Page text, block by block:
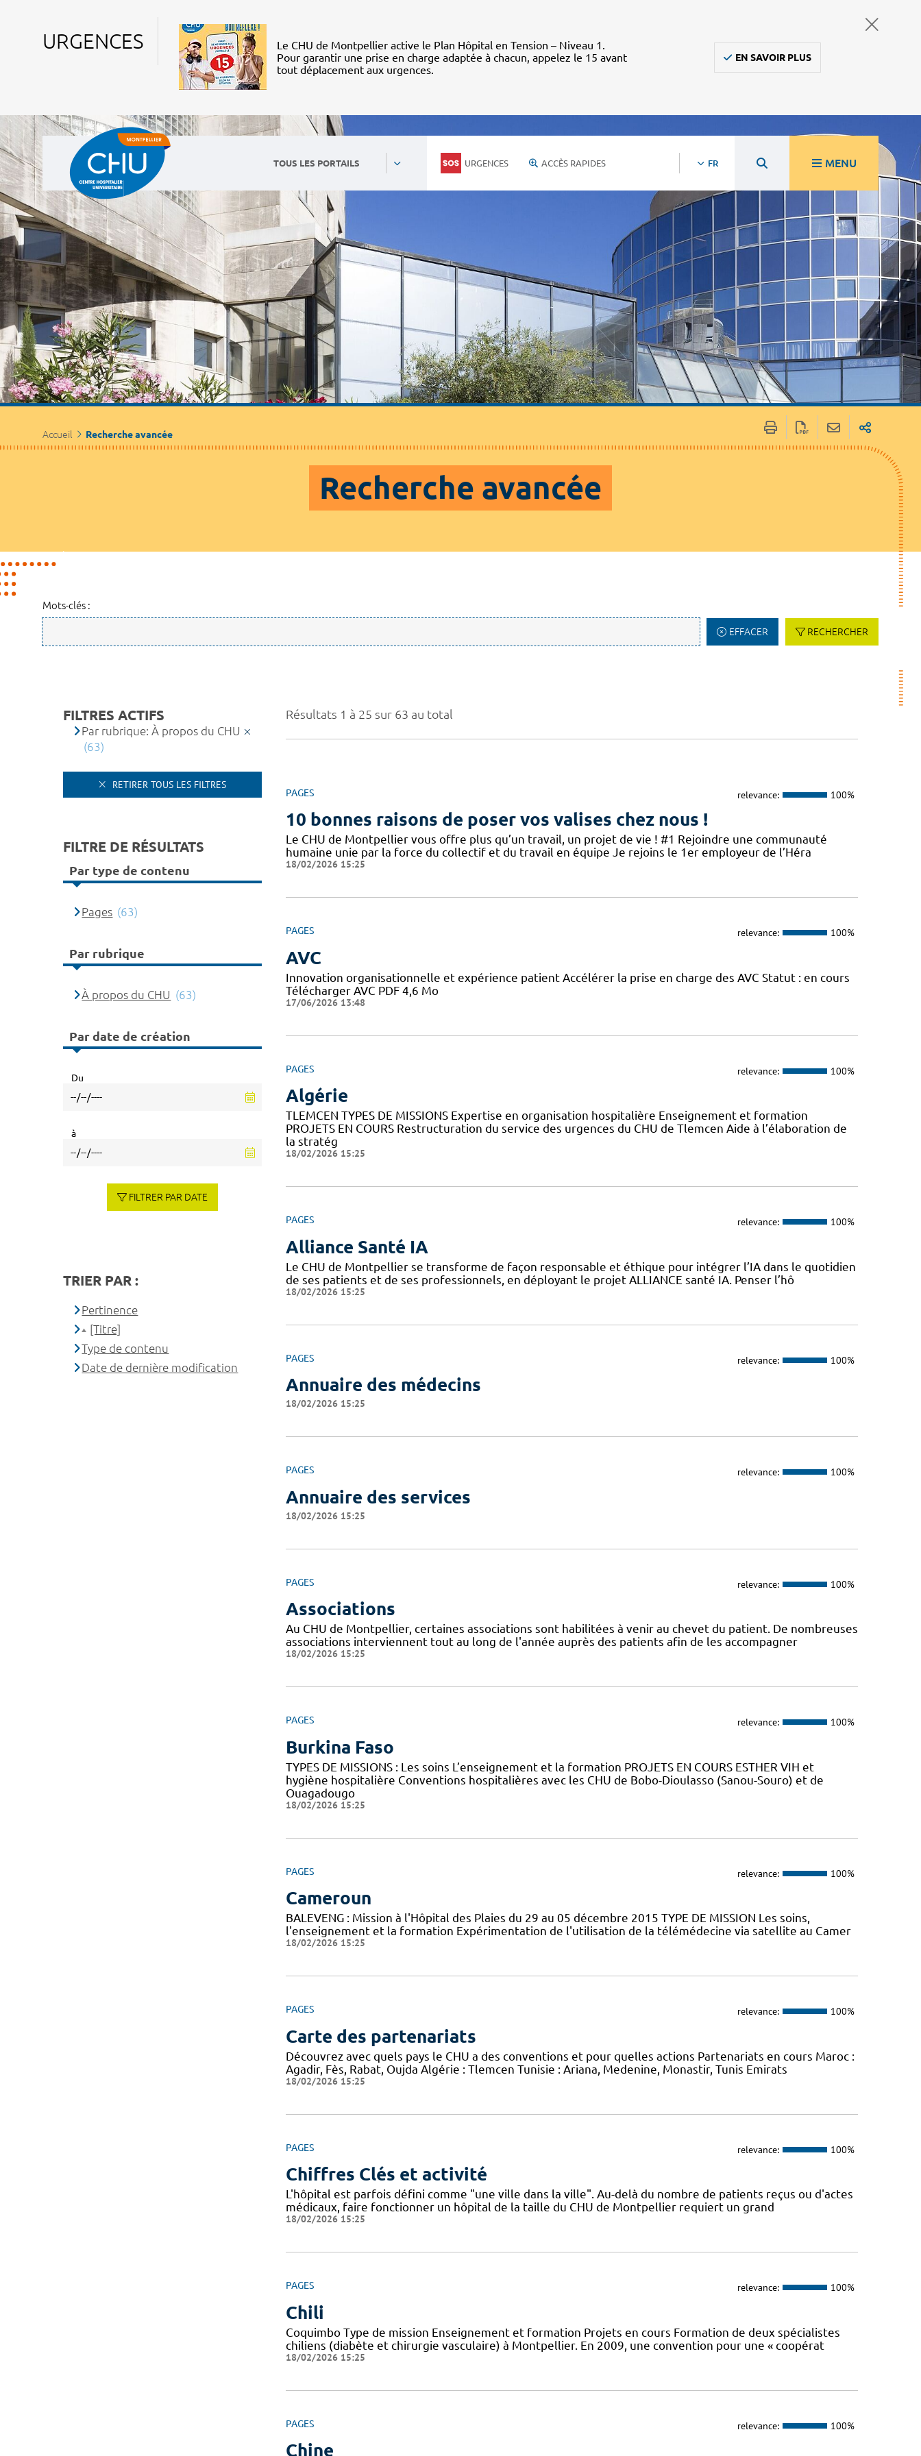
URGENCES
Le CHU de Montpellier active le Plan Hôpital en Tension – Niveau 1.
Pour garantir une prise en charge adaptée à chacun, appelez le 15 avant
tout déplacement aux urgences.
EN SAVOIR PLUS
TOUS LES PORTAILS URGENCES ACCÈS RAPIDES FR MENU
Accueil Recherche avancée
Recherche avancée
Mots-clés :
EFFACER RECHERCHER
Résultats 1 à 25 sur 63 au total
PAGES relevance: 100%
10 bonnes raisons de poser vos valises chez nous !
Le CHU de Montpellier vous offre plus qu’un travail, un projet de vie ! #1 Rejoindre une communauté
humaine unie par la force du collectif et du travail en équipe Je rejoins le 1er employeur de l’Héra
18/02/2026 15:25
PAGES relevance: 100%
AVC
Innovation organisationnelle et expérience patient Accélérer la prise en charge des AVC Statut : en cours
Télécharger AVC PDF 4,6 Mo
17/06/2026 13:48
PAGES relevance: 100%
Algérie
TLEMCEN TYPES DE MISSIONS Expertise en organisation hospitalière Enseignement et formation
PROJETS EN COURS Restructuration du service des urgences du CHU de Tlemcen Aide à l’élaboration de
la stratég
18/02/2026 15:25
PAGES relevance: 100%
Alliance Santé IA
Le CHU de Montpellier se transforme de façon responsable et éthique pour intégrer l’IA dans le quotidien
de ses patients et de ses professionnels, en déployant le projet ALLIANCE santé IA. Penser l’hô
18/02/2026 15:25
PAGES relevance: 100%
Annuaire des médecins
18/02/2026 15:25
PAGES relevance: 100%
Annuaire des services
18/02/2026 15:25
PAGES relevance: 100%
Associations
Au CHU de Montpellier, certaines associations sont habilitées à venir au chevet du patient. De nombreuses
associations interviennent tout au long de l'année auprès des patients afin de les accompagner
18/02/2026 15:25
PAGES relevance: 100%
Burkina Faso
TYPES DE MISSIONS : Les soins L’enseignement et la formation PROJETS EN COURS ESTHER VIH et
hygiène hospitalière Conventions hospitalières avec les CHU de Bobo-Dioulasso (Sanou-Souro) et de
Ouagadougo
18/02/2026 15:25
PAGES relevance: 100%
Cameroun
BALEVENG : Mission à l'Hôpital des Plaies du 29 au 05 décembre 2015 TYPE DE MISSION Les soins,
l'enseignement et la formation Expérimentation de l'utilisation de la télémédecine via satellite au Camer
18/02/2026 15:25
PAGES relevance: 100%
Carte des partenariats
Découvrez avec quels pays le CHU a des conventions et pour quelles actions Partenariats en cours Maroc :
Agadir, Fès, Rabat, Oujda Algérie : Tlemcen Tunisie : Ariana, Medenine, Monastir, Tunis Emirats
18/02/2026 15:25
PAGES relevance: 100%
Chiffres Clés et activité
L'hôpital est parfois défini comme "une ville dans la ville". Au-delà du nombre de patients reçus ou d'actes
médicaux, faire fonctionner un hôpital de la taille du CHU de Montpellier requiert un grand
18/02/2026 15:25
PAGES relevance: 100%
Chili
Coquimbo Type de mission Enseignement et formation Projets en cours Formation de deux spécialistes
chiliens (diabète et chirurgie vasculaire) à Montpellier. En 2009, une convention pour une « coopérat
18/02/2026 15:25
PAGES relevance: 100%
Chine
FILTRES ACTIFS
Par rubrique: À propos du CHU
(63)
RETIRER TOUS LES FILTRES
FILTRE DE RÉSULTATS
Par type de contenu
Pages (63)
Par rubrique
À propos du CHU (63)
Par date de création
Du
à
FILTRER PAR DATE
TRIER PAR :
Pertinence
[Titre]
Type de contenu
Date de dernière modification